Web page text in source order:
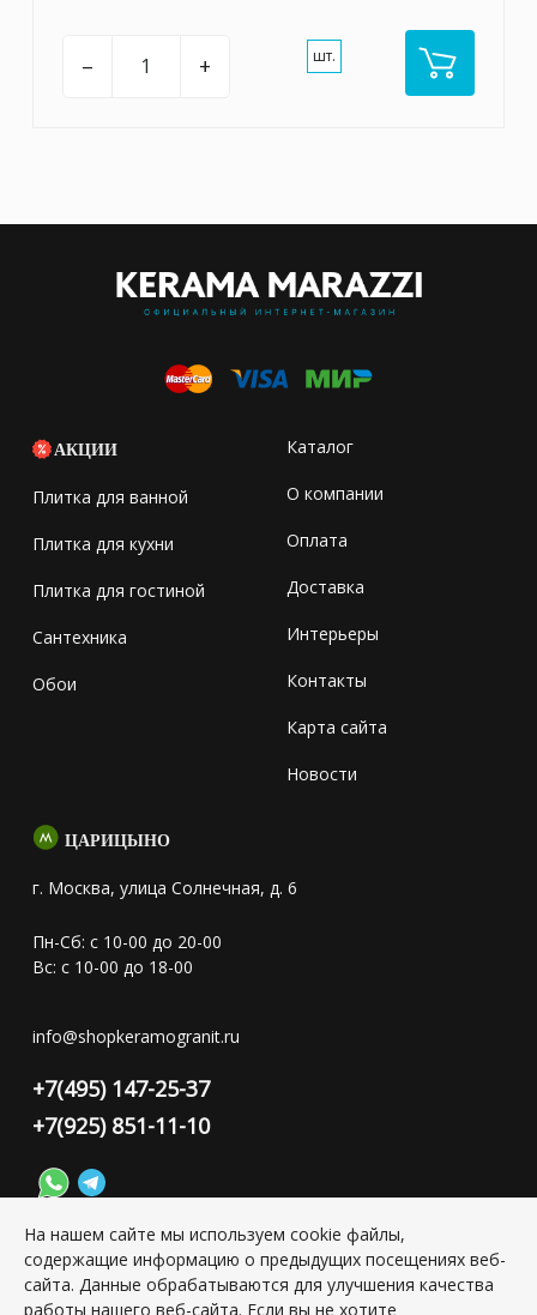
– + шт.
АКЦИИ
Плитка для ванной
Плитка для кухни
Плитка для гостиной
Сантехника
Обои
Каталог
О компании
Оплата
Доставка
Интерьеры
Контакты
Карта сайта
Новости
ЦАРИЦЫНО
г. Москва, улица Солнечная, д. 6
Пн-Сб: с 10-00 до 20-00
Вс: с 10-00 до 18-00
info@shopkeramogranit.ru
+7(495) 147-25-37
+7(925) 851-11-10
Конфиденциальность персональной информации
На нашем сайте мы используем cookie файлы,
содержащие информацию о предыдущих посещениях веб-
сайта. Данные обрабатываются для улучшения качества
работы нашего веб-сайта. Если вы не хотите